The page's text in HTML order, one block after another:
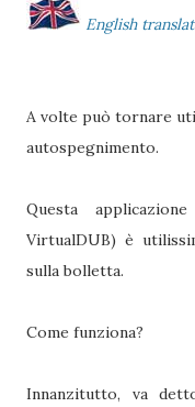
English
A volte può tornare
autospegnimento.
Questa
VirtualDUB) è
sulla bolletta.
Come funziona?
Innanzitutto, va